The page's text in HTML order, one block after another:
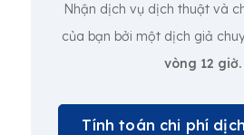
Nhận dịch vụ dịch thuật và
của bạn bởi một dịch giả
vòng 12 giờ.
Tính toán chi phí